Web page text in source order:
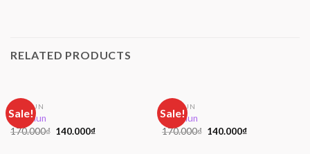
RELATED PRODUCTS
Sale!
ÁO THUN
Áo Thun
170.000₫ 140.000₫
Sale!
ÁO THUN
Áo Thun
170.000₫ 140.000₫